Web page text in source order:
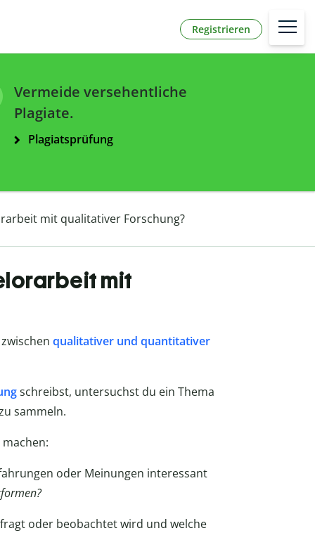
Registrieren
Vermeide versehentliche
Plagiate.
Plagiatsprüfung
mit qualitativer Forschung?
mit
qualitativer und quantitativer
schreibst, untersuchst du ein Thema
sammeln.
oder Meinungen interessant
oder beobachtet wird und welche